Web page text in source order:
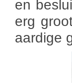
en
erg
aardige